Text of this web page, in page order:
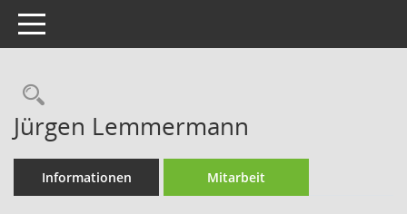
Toggle navigation
Rechercheauswahl
Jürgen Lemmermann
Informationen Mitarbeit